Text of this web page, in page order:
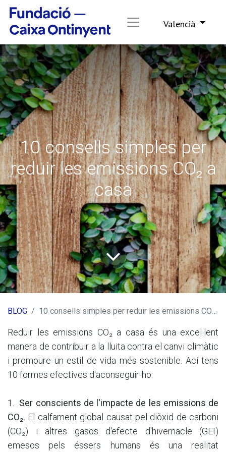
Valencià
10 consells simples per
reduir les emissions CO₂ a
casa
BLOG 10 consells simples per reduir les emissions CO₂ a casa
Reduir les emissions CO₂ a casa és una excel·lent
manera de contribuir a la lluita contra el canvi climàtic
i promoure un estil de vida més sostenible. Ací tens
10 formes efectives d'aconseguir-ho:
1. Ser conscients de l'impacte de les emissions de
CO₂. El calfament global causat pel diòxid de carboni
(CO₂) i altres gasos d'efecte d'hivernacle (GEI)
emesos pels éssers humans és una realitat